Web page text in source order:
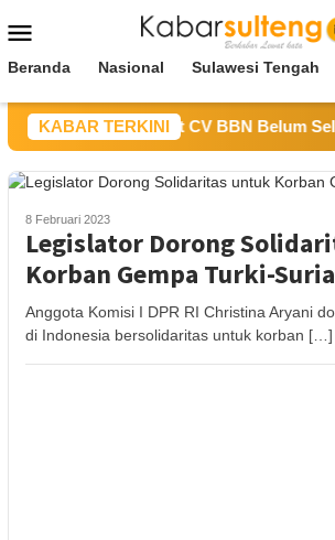
ke
Mobile
Beranda Nasional Sulawesi Tengah
KABAR TERKINI
Sulteng Sebut CV BBN Belum
8 Februari 2023
Legislator Dorong
Korban Gempa Turki-
Anggota Komisi I DPR RI Christina Aryani
di Indonesia bersolidaritas untuk korban […]